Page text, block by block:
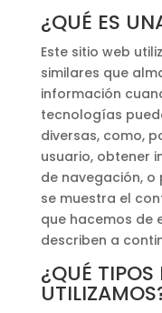
¿QUÉ ES
Este sitio web
similares que
información
tecnologías
diversas, como,
usuario, obtener
de navegación,
se muestra el
que hacemos de
describen a
¿QUÉ TIPOS